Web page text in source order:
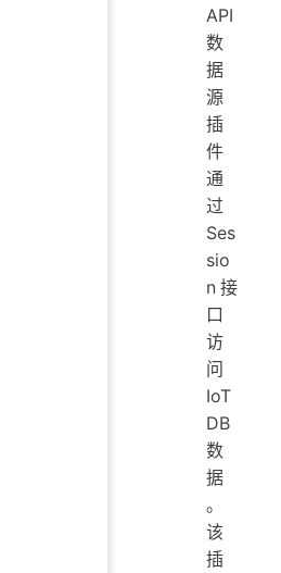
API
数
据
源
插
件
通
过
Ses
sio
n接
口
访
问
IoT
DB
数
据
。
该
插